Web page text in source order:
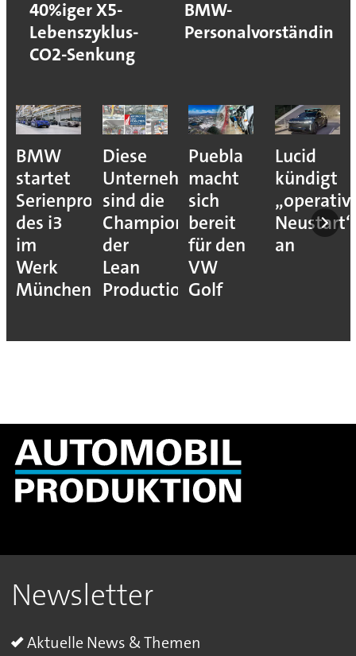
40%iger X5-
Lebenszyklus-
CO2-Senkung
BMW-
Personalvorständin
Puebla
macht
sich
bereit
für den
VW
Golf
Lucid
kündigt
„operativen
Neustart“
an
Darum
schöpft
die
Autoindustrie
jetzt
Hoffnung
Das
von
BMW
Newsletter
Aktuelle News & Themen